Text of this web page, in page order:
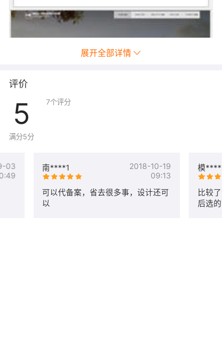
展开全部详情
评价
5
满分5分
7个评分
南****1
2018-10-19
09:13
可以代备案，省去很多事，设计还可
以
模
比较
后选
03